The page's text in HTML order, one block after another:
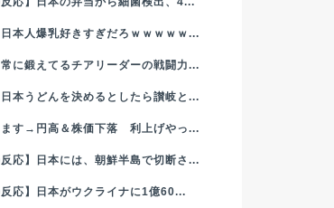
日本人爆乳好きすぎだろｗｗｗｗｗ...
常に鍛えてるチアリーダーの戦闘力...
日本うどんを決めるとしたら讃岐と...
ます→円高＆株価下落 利上げやっ...
反応】日本には、朝鮮半島で切断さ...
反応】日本がウクライナに1億60...